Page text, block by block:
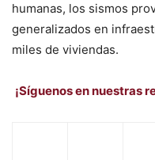
humanas, los sismos
generalizados en
miles de viviendas.
¡Síguenos en nuestras